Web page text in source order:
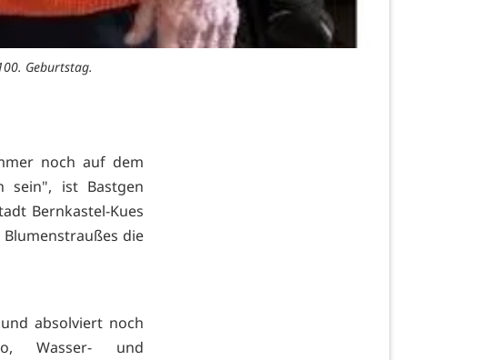
Geburtstag.
noch auf dem
sein", ist Bastgen
Bernkastel-Kues
die
absolviert noch
Wasser- und